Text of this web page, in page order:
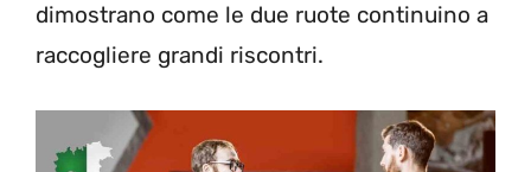
dimostrano come le due ruote continuino a
raccogliere grandi riscontri.